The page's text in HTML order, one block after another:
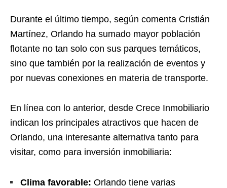
Durante el último tiempo, según comenta Cristián
Martínez, Orlando ha sumado mayor población
flotante no tan solo con sus parques temáticos,
sino que también por la realización de eventos y
por nuevas conexiones en materia de transporte.
En línea con lo anterior, desde Crece Inmobiliario
indican los principales atractivos que hacen de
Orlando, una interesante alternativa tanto para
visitar, como para inversión inmobiliaria:
Clima favorable: Orlando tiene varias